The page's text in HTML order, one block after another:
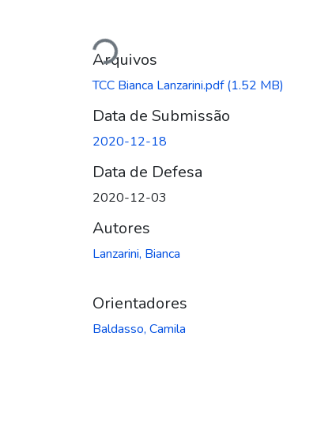
Carregando...
Arquivos
TCC Bianca Lanzarini.pdf(1.52 MB)
Data de Submissão
2020-12-18
Data de Defesa
2020-12-03
Autores
Lanzarini, Bianca
Orientadores
Baldasso, Camila